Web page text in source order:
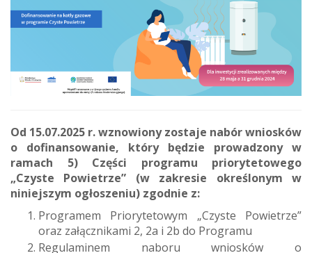
Od 15.07.2025 r. wznowiony zostaje nabór wniosków
o dofinansowanie, który będzie prowadzony w
ramach 5) Części programu priorytetowego
„Czyste Powietrze” (w zakresie określonym w
niniejszym ogłoszeniu) zgodnie z:
Programem Priorytetowym „Czyste Powietrze”
oraz załącznikami 2, 2a i 2b do Programu
Regulaminem naboru wniosków o